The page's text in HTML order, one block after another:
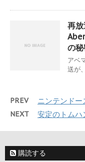
再
の秘
アベ
送が
PREV ニンテンドー
NEXT 安定のトム
購読する